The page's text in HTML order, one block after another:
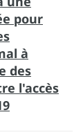
pour
à
des
l'accès